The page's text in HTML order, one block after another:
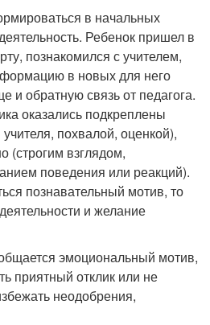
в начальных
Ребенок пришел в
познакомился с учителем,
в новых для него
и обратную связь от педагога.
оказались подкреплены
похвалой, оценкой),
(строгим взглядом,
поведения или реакций).
познавательный мотив, то
и желание
эмоциональный мотив,
приятный отклик или не
неодобрения,